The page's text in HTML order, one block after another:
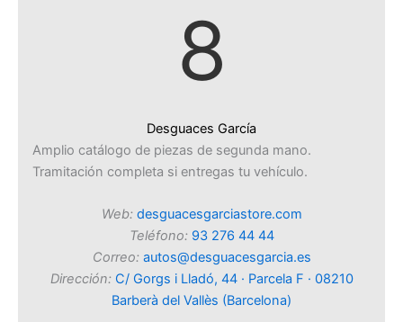
8
Desguaces García
Amplio catálogo de piezas de segunda mano.
Tramitación completa si entregas tu vehículo.
Web: desguacesgarciastore.com
Teléfono: 93 276 44 44
Correo: autos@desguacesgarcia.es
Dirección: C/ Gorgs i Lladó, 44 · Parcela F · 08210
Barberà del Vallès (Barcelona)